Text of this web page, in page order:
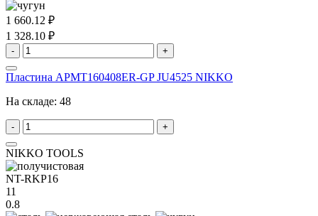
1 660.12 ₽
1 328.10 ₽
- +
Пластина APMT160408ER-GP JU4525 NIKKO
На складе: 48
- +
NIKKO TOOLS
NT-RKP16
11
0.8